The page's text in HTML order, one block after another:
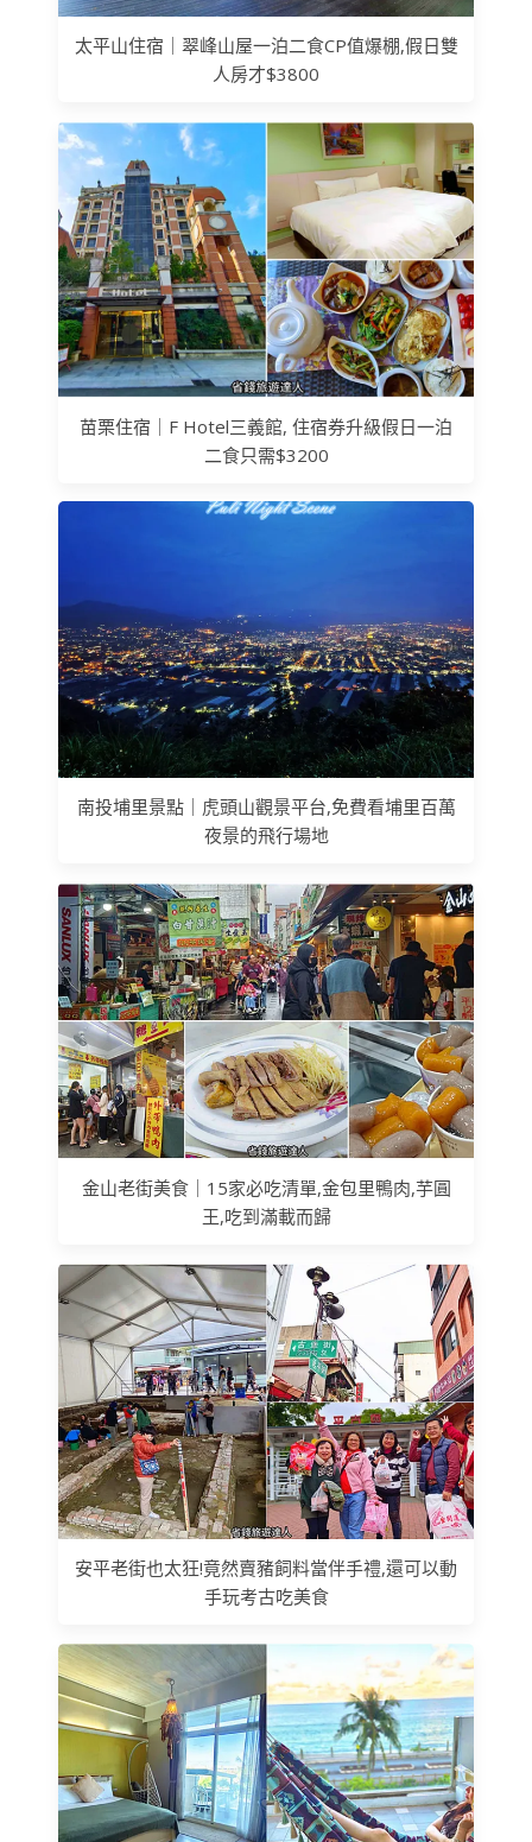
太平山住宿｜翠峰山屋一泊二食CP值爆棚,假日雙
人房才$3800
苗栗住宿｜F Hotel三義館, 住宿券升級假日一泊
二食只需$3200
南投埔里景點｜虎頭山觀景平台,免費看埔里百萬
夜景的飛行場地
金山老街美食｜15家必吃清單,金包里鴨肉,芋圓
王,吃到滿載而歸
安平老街也太狂!竟然賣豬飼料當伴手禮,還可以動
手玩考古吃美食